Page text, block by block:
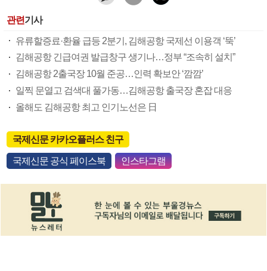
관련기사
유류할증료·환율 급등 2분기, 김해공항 국제선 이용객 ‘뚝’
김해공항 긴급여권 발급창구 생기나…정부 “조속히 설치”
김해공항 2출국장 10월 준공…인력 확보안 ‘깜깜’
일찍 문열고 검색대 풀가동…김해공항 출국장 혼잡 대응
올해도 김해공항 최고 인기노선은 日
국제신문 카카오플러스 친구
국제신문 공식 페이스북 인스타그램